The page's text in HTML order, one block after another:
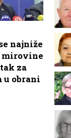
najniže
za
u obrani